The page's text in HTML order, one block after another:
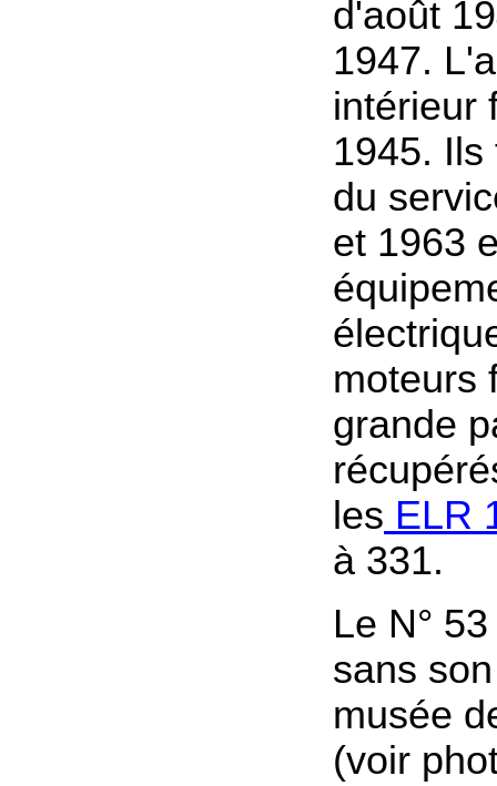
d'août
1947.
intérieur
1945. Ils
du
et 1963
moteurs
grande
les ELR
à 331.
Le N°
sans
musée
(voir